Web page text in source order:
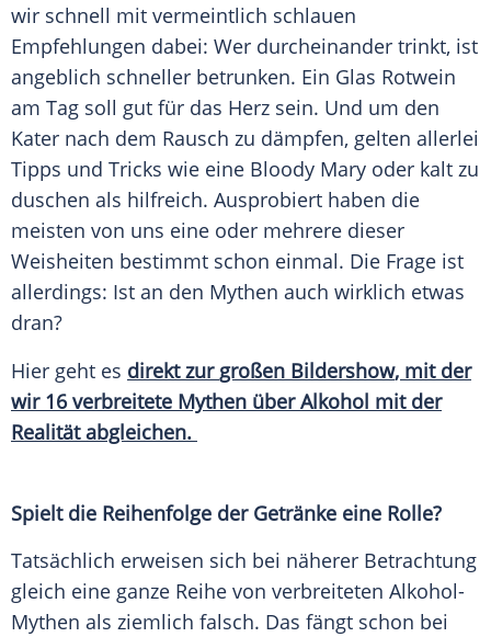
wir schnell mit vermeintlich schlauen
Empfehlungen dabei: Wer durcheinander trinkt, ist
angeblich schneller betrunken. Ein Glas Rotwein
am Tag soll gut für das Herz sein. Und um den
Kater nach dem Rausch zu dämpfen, gelten allerlei
Tipps und Tricks wie eine Bloody Mary oder kalt zu
duschen als hilfreich. Ausprobiert haben die
meisten von uns eine oder mehrere dieser
Weisheiten bestimmt schon einmal. Die Frage ist
allerdings: Ist an den Mythen auch wirklich etwas
dran?
Hier geht es direkt zurgroßen Bildershow, mit der
wir 16 verbreitete Mythen überAlkohol mit der
Realität abgleichen.
Spielt die Reihenfolge der Getränke eine Rolle?
Tatsächlich erweisen sich bei näherer Betrachtung
gleich eine ganze Reihe von verbreiteten Alkohol-
Mythen als ziemlich falsch. Das fängt schon bei